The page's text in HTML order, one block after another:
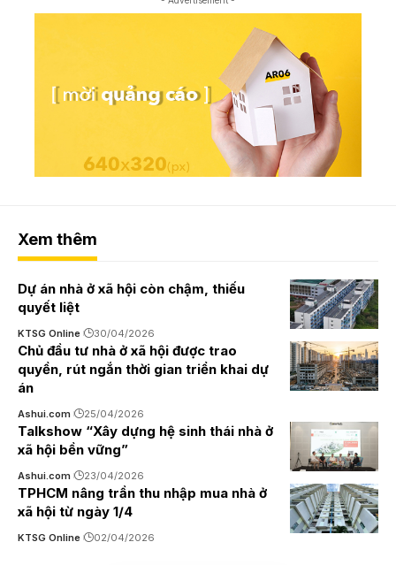
Xem thêm
Dự án nhà ở xã hội còn chậm, thiếu
quyết liệt
KTSG Online 30/04/2026
Chủ đầu tư nhà ở xã hội được trao
quyền, rút ngắn thời gian triển khai dự
án
Ashui.com 25/04/2026
Talkshow “Xây dựng hệ sinh thái nhà ở
xã hội bền vững”
Ashui.com 23/04/2026
TPHCM nâng trần thu nhập mua nhà ở
xã hội từ ngày 1/4
KTSG Online 02/04/2026